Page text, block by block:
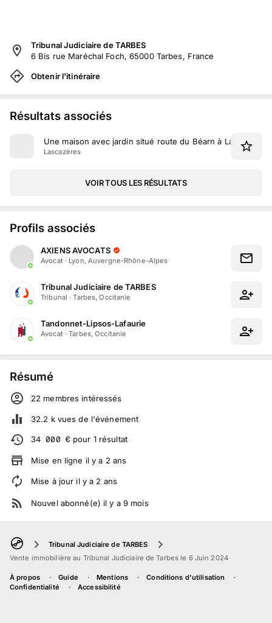
Tribunal Judiciaire de TARBES
6 Bis rue Maréchal Foch, 65000 Tarbes, France
Obtenir l'itinéraire
Résultats associés
Une maison avec jardin situé route du Béarn à Lascazères
Lascazères
VOIR TOUS LES RÉSULTATS
Profils associés
AXIENS AVOCATS
Avocat· Lyon, Auvergne-Rhône-Alpes
Tribunal Judiciaire de TARBES
Tribunal ·Tarbes, Occitanie
Tandonnet-Lipsos-Lafaurie
Avocat·Tarbes, Occitanie
Résumé
22 membres intéressés
32.2 kvues de l'événement
34 000 €pour 1 résultat
Mise en ligne il y a 2 ans
Mise à jour il y a 2 ans
Nouvel abonné(e) il y a 9 mois
Tribunal Judiciaire de TARBES
Vente immobilière au Tribunal Judiciaire de Tarbes le 6 Juin 2024
À propos Guide Mentions
Conditions d'utilisation
Confidentialité
Accessibilité